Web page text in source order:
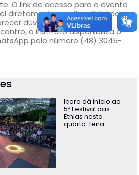
O link de acesso para o evento
diretamente no site oficial do
dúvidas ou obter mais
o instituto disponibiliza o
pelo número (48) 3045-
Içara dá início ao
5º Festival das
Etnias nesta
quarta-feira